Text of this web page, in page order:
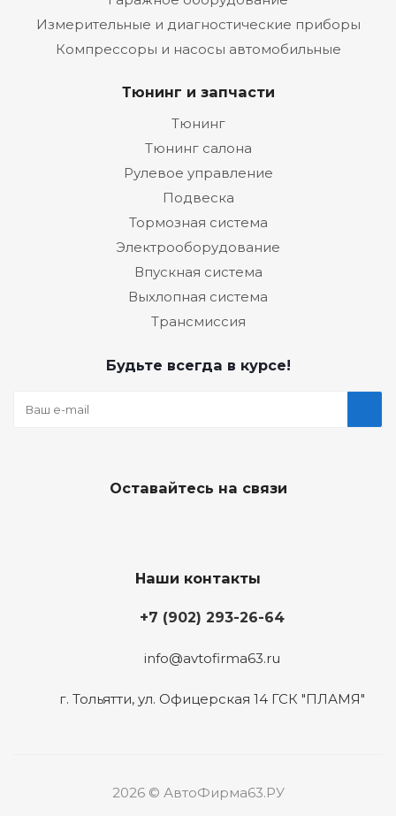
Измерительные и диагностические приборы
Компрессоры и насосы автомобильные
Тюнинг и запчасти
Тюнинг
Тюнинг салона
Рулевое управление
Подвеска
Тормозная система
Электрооборудование
Впускная система
Выхлопная система
Трансмиссия
Будьте всегда в курсе!
Оставайтесь на связи
Наши контакты
+7 (902) 293-26-64
info@avtofirma63.ru
г. Тольятти, ул. Офицерская 14 ГСК "ПЛАМЯ"
2026 © АвтоФирма63.РУ